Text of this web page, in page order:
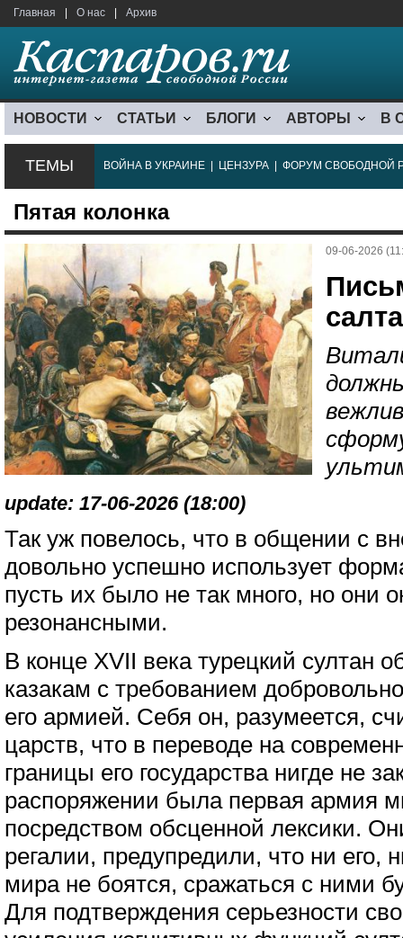
Главная О нас Архив
НОВОСТИ СТАТЬИ БЛОГИ АВТОРЫ В
ТЕМЫ ВОЙНА В УКРАИНЕ ЦЕНЗУРА ФОРУМ СВОБОДНОЙ
Пятая колонка
09-06-2026
update: 17-06-2026 (18:00)
Так уж повелось, что в общении с
довольно успешно использует
пусть их было не так много, но они
резонансными.
В конце XVII века турецкий султан
казакам с требованием
его армией. Себя он, разумеется,
царств, что в переводе на
границы его государства нигде не
распоряжении была первая армия
посредством обсценной лексики.
регалии, предупредили, что ни его,
мира не боятся, сражаться с ними
Для подтверждения серьезности